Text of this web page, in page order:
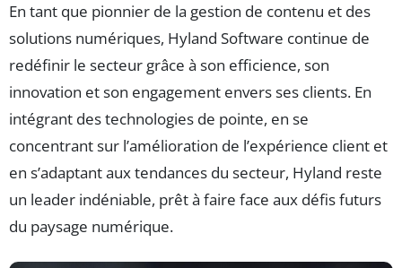
En tant que pionnier de la gestion de contenu et des
solutions numériques, Hyland Software continue de
redéfinir le secteur grâce à son efficience, son
innovation et son engagement envers ses clients. En
intégrant des technologies de pointe, en se
concentrant sur l’amélioration de l’expérience client et
en s’adaptant aux tendances du secteur, Hyland reste
un leader indéniable, prêt à faire face aux défis futurs
du paysage numérique.